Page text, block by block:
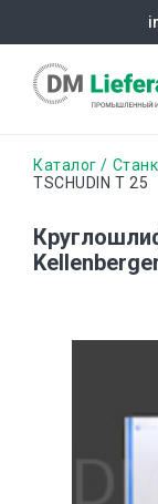
содержанию
Строка
Каталог
TSCHUDIN T 25